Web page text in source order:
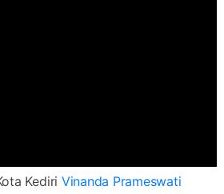
Kediri Vinanda Prameswati